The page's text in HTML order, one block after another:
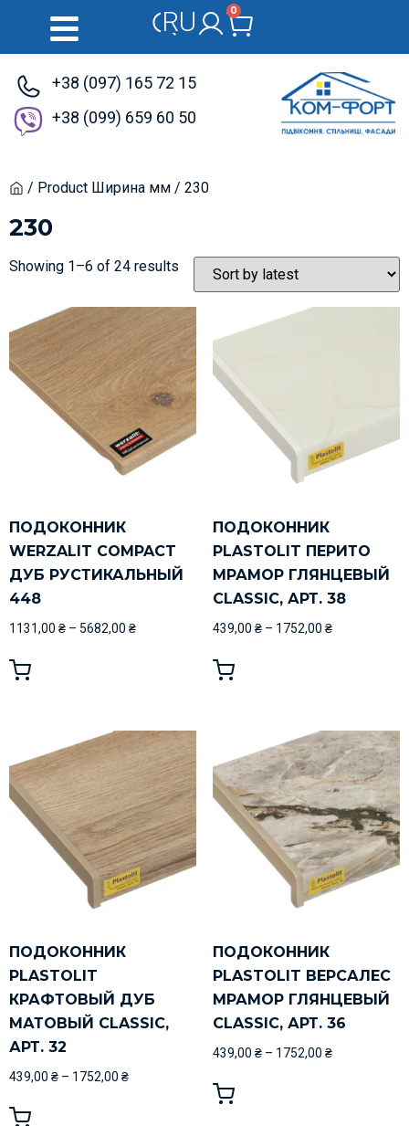
RU
UK 0
+38 (097) 165 72 15
+38 (099) 659 60 50
Home
/ Product Ширина мм / 230
230
Showing 1–6 of 24 results
ПОДОКОННИК
WERZALIT COMPACT
ДУБ РУСТИКАЛЬНЫЙ
448
1131,00 ₴ – 5682,00 ₴
ПОДОКОННИК
PLASTOLIT ПЕРИТО
МРАМОР ГЛЯНЦЕВЫЙ
CLASSIC, АРТ. 38
439,00 ₴– 1752,00 ₴
ПОДОКОННИК
PLASTOLIT
КРАФТОВЫЙ ДУБ
МАТОВЫЙ CLASSIC,
АРТ. 32
439,00 ₴ – 1752,00 ₴
ПОДОКОННИК
PLASTOLIT ВЕРСАЛЕС
МРАМОР ГЛЯНЦЕВЫЙ
CLASSIC, АРТ. 36
439,00 ₴– 1752,00 ₴